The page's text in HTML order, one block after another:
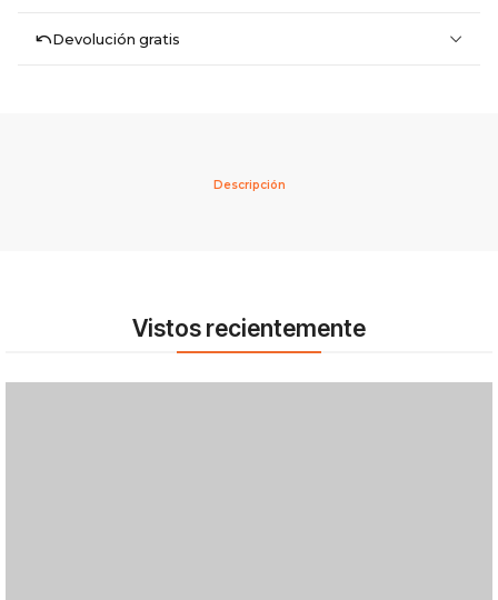
Devolución gratis
Descripción
Vistos recientemente